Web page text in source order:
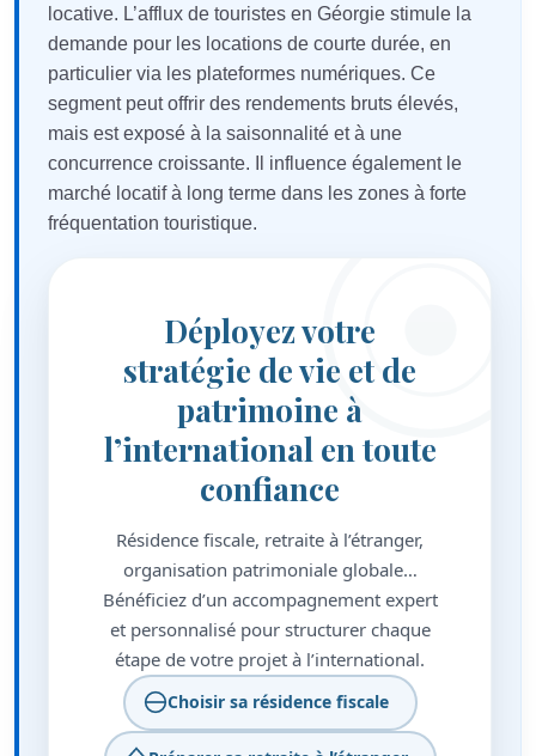
locative. L’afflux de touristes en Géorgie stimule la
demande pour les locations de courte durée, en
particulier via les plateformes numériques. Ce
segment peut offrir des rendements bruts élevés,
mais est exposé à la saisonnalité et à une
concurrence croissante. Il influence également le
marché locatif à long terme dans les zones à forte
fréquentation touristique.
Déployez votre
stratégie de vie et de
patrimoine à
l’international en toute
confiance
Résidence fiscale, retraite à l’étranger,
organisation patrimoniale globale…
Bénéficiez d’un accompagnement expert
et personnalisé pour structurer chaque
étape de votre projet à l’international.
Choisir sa résidence fiscale